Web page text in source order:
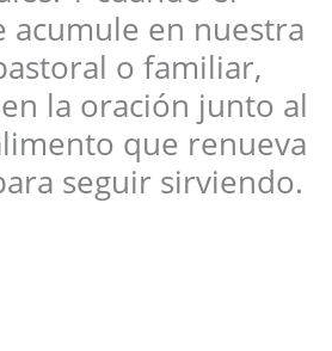
acumule en nuestra
o familiar,
la oración junto al
que renueva
seguir sirviendo.